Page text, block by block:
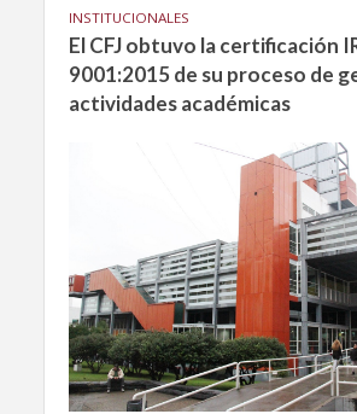
INSTITUCIONALES
El CFJ obtuvo la certificación
9001:2015 de su proceso de
actividades académicas